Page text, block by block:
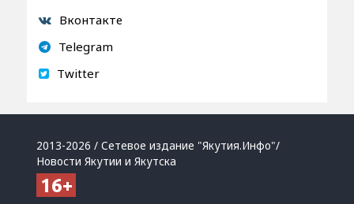
Вконтакте
Telegram
Twitter
2013-2026 / Сетевое издание "Якутия.Инфо"/
Новости Якутии и Якутска